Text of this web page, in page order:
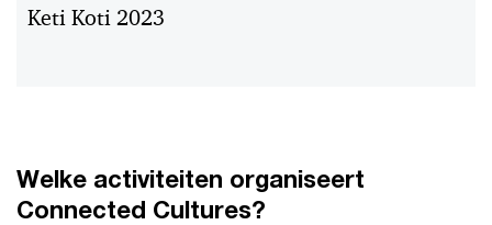
Keti Koti 2023
Welke activiteiten organiseert
Connected Cultures?